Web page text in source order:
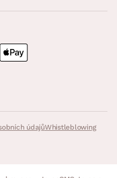
údajůWhistleblowing